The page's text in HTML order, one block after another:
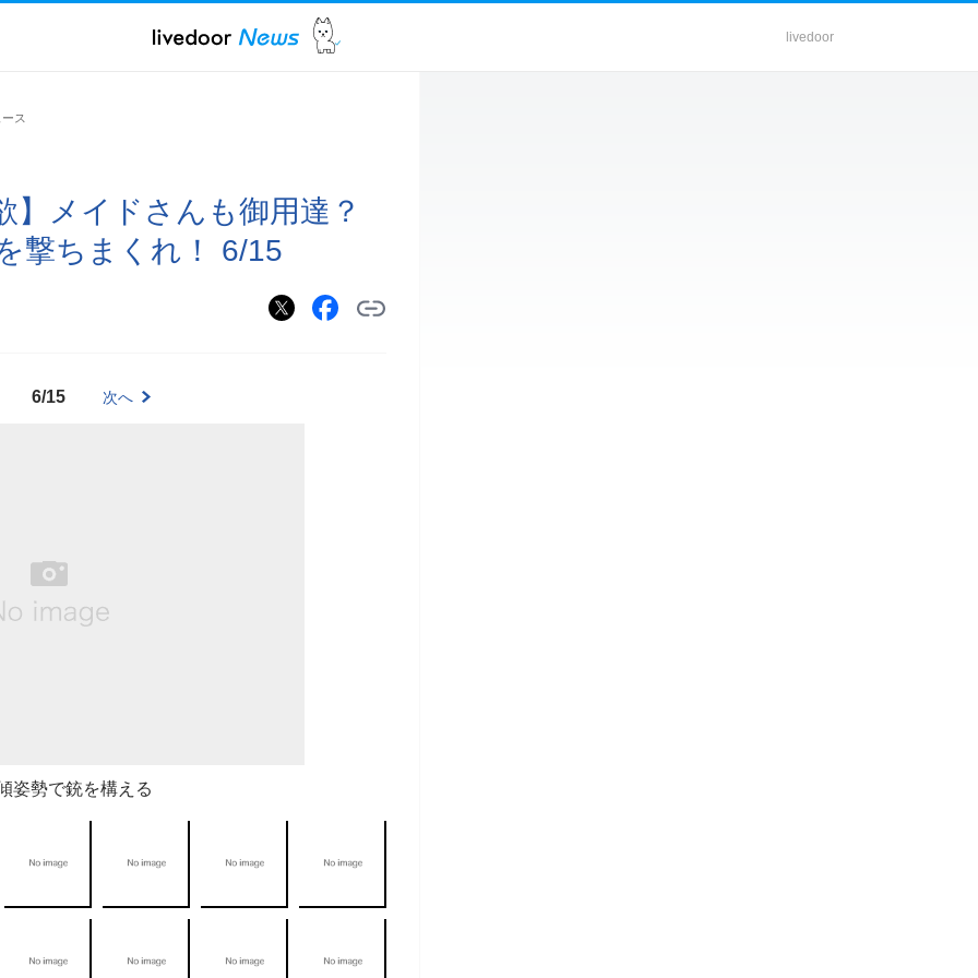
livedoor
ス
】メイドさんも御用達？
撃ちまくれ！ 6/15
6/15 次へ
姿勢で銃を構える